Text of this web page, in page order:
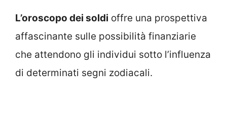
L’oroscopo dei soldi offre una prospettiva
affascinante sulle possibilità finanziarie
che attendono gli individui sotto l’influenza
di determinati segni zodiacali.